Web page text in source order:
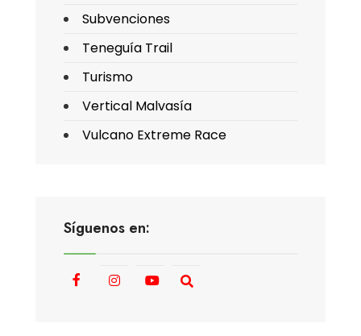
Subvenciones
Teneguía Trail
Turismo
Vertical Malvasía
Vulcano Extreme Race
Síguenos en: